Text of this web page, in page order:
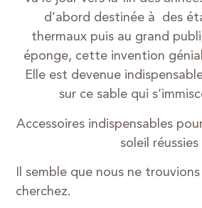
d’abord destinée à des
thermaux puis au grand
éponge, cette invention
Elle est devenue
sur ce sable qui
Accessoires indispensables
soleil réussies
Il semble que nous ne
cherchez.